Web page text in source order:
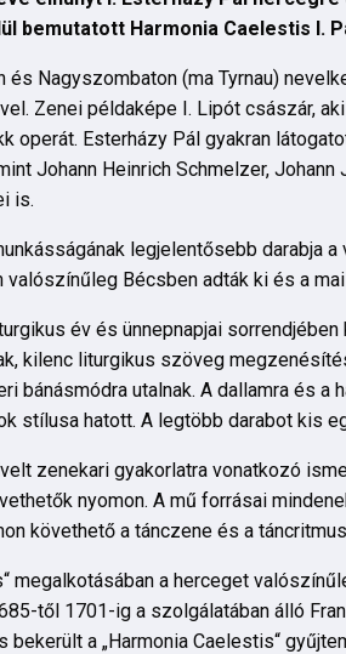
bemutatott Harmonia Caelestis I.
és Nagyszombaton (ma Tyrnau)
Zenei példaképe I. Lipót császár,
operát. Esterházy Pál gyakran
Johann Heinrich Schmelzer,
is.
legjelentősebb darabja
valószínűleg Bécsben adták ki és a
év és ünnepnapjai
kilenc liturgikus szöveg
bánásmódra utalnak. A dallamra és
stílusa hatott. A legtöbb darabot kis
zenekari gyakorlatra vonatkozó
nyomon. A mű forrásai
követhető a tánczene és a
megalkotásában a herceget
től 1701-ig a szolgálatában álló
bekerült a „Harmonia Caelestis“